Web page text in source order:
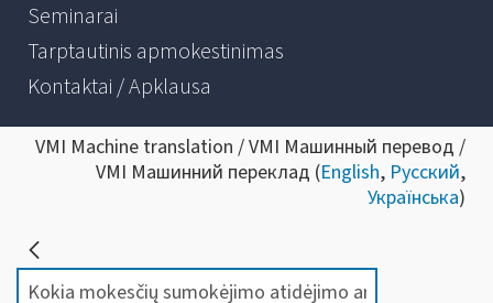
Seminarai
Tarptautinis apmokestinimas
Kontaktai / Apklausa
VMI Machine translation / VMI Машинный перевод /
VMI Машинний переклад (English, Русский,
Українська)